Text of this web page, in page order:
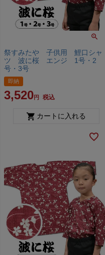
祭すみたや 子供用 鯉口シャ
ツ 波に桜 エンジ 1号・2
号・3号
即納
3,520 税込
カートに入れる